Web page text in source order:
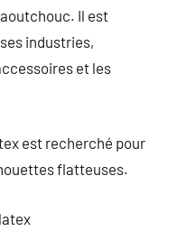
Il est
industries,
et les
est recherché pour
flatteuses.